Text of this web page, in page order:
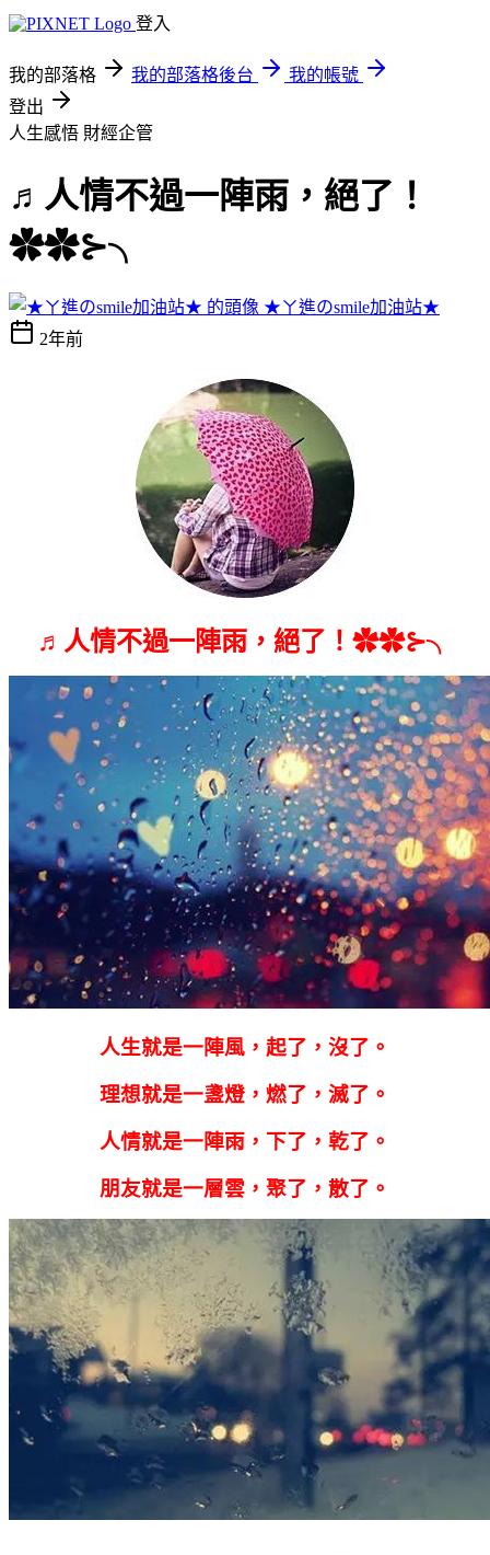
登入
我的部落格 我的部落格後台
我的帳號
登出
人生感悟 財經企管
♬人情不過一陣雨，絕了！
✿✿⊱╮
★ㄚ進のsmile加油站★
2年前
♬人情不過一陣雨，絕了！✿✿⊱╮
人生就是一陣風，起了，沒了。
理想就是一盞燈，燃了，滅了。
人情就是一陣雨，下了，乾了。
朋友就是一層雲，聚了，散了。